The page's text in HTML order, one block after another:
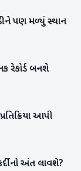
પણ મળ્યું સ્થાન
રેકોર્ડ બનશે
આપી
અંત લાવશે?